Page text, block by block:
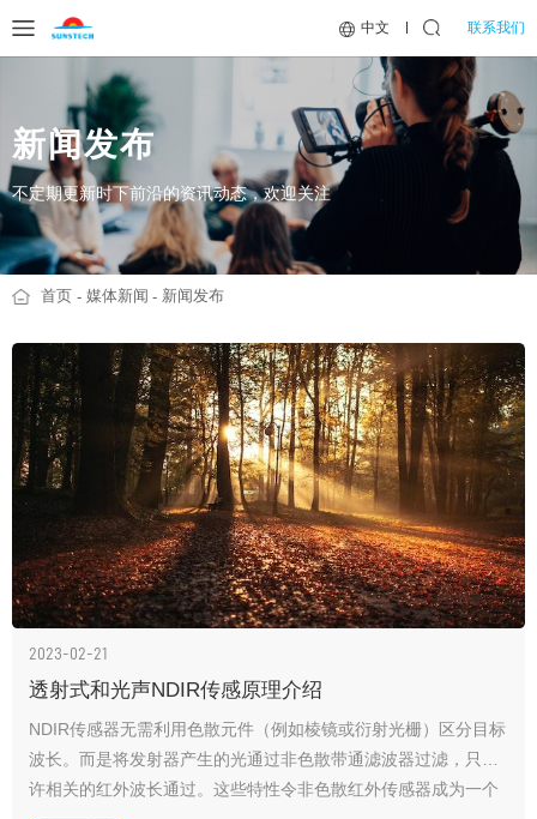
中文 联系我们
新闻发布
不定期更新时下前沿的资讯动态，欢迎关注
首页 媒体新闻 新闻发布
2023-02-21
透射式和光声NDIR传感原理介绍
NDIR传感器无需利用色散元件（例如棱镜或衍射光栅）区分目标
波长。而是将发射器产生的光通过非色散带通滤波器过滤，只允
许相关的红外波长通过。这些特性令非色散红外传感器成为一个